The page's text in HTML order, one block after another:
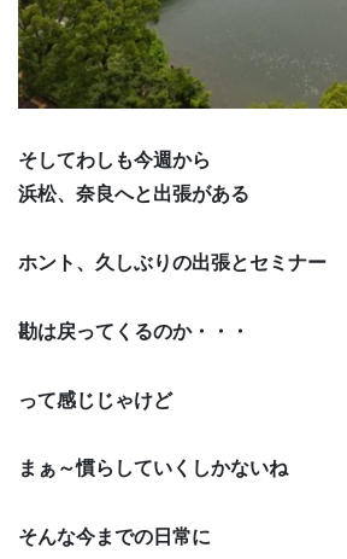
そしてわしも今週から
浜松、奈良へと出張がある
ホント、久しぶりの出張とセミナー
勘は戻ってくるのか・・・
って感じじゃけど
まぁ～慣らしていくしかないね
そんな今までの日常に